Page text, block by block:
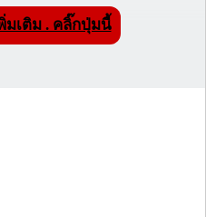
มเติม . คลิ๊กปุ่มนี้